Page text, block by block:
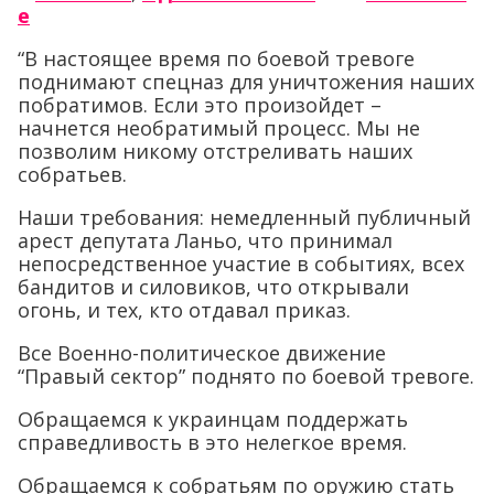
е
“В настоящее время по боевой тревоге
поднимают спецназ для уничтожения наших
побратимов. Если это произойдет –
начнется необратимый процесс. Мы не
позволим никому отстреливать наших
собратьев.
Наши требования: немедленный публичный
арест депутата Ланьо, что принимал
непосредственное участие в событиях, всех
бандитов и силовиков, что открывали
огонь, и тех, кто отдавал приказ.
Все Военно-политическое движение
“Правый сектор” поднято по боевой тревоге.
Обращаемся к украинцам поддержать
справедливость в это нелегкое время.
Обращаемся к собратьям по оружию стать